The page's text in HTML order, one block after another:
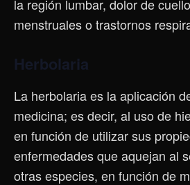
la región lumbar, dolor de
menstruales o trastornos
Herbolaria
La herbolaria es la aplicación
medicina; es decir, al uso de
en función de utilizar sus
enfermedades que aquejan al
otras especies, en función de